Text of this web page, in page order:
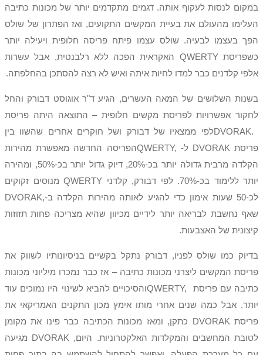
במקום לנסות לעקוף אותה. דגמים מתקדמים יותר של מכונות כתיבה
העלימו מהעולם את בעיית המקשים התקועים, ואז הפתרון של שולס
הפך בעצמו לבעיה. שולס עצמו פיתח פריסה חלופית ויעילה יותר
כשפריסתQWERTY האקראית הפכה ללא רלבנטית, אבל עשרות
אלפי קלדנים כבר למדו לחיות איתה ואיש לא רצה להסתכן בהחלפתה.
בשנות השלושים של המאה העשרים, הגיע ד"ר אוגוסט דבורק והחל
לחקור אפשרויות לפריסת מקשים חלופית – התוצאה היתה פריסת
DVORAK.לפי ממצאיו של דבורק ושל חוקרים אחרים שהשוו בין
פריסת DVORAK ל- QWERTY,הפריסה החדשה מאפשרת מהירות
הקלדה מרבית גדולה יותר בכ-20%, דיוק גדול יותר בכ-50%, ומהירה
יותר ללימוד בכ-70%. לפי דבורק, קלדני
QWERTY מנוסים זקוקים
לכ-50 שעות אימון כדי להגיע לאותה מהירות הקלדה ב-
DVORAK,
שאף נחשבת לבריאה יותר לידיים מכיוון שהיא מצריכה פחות תזוזות
קיצונית של האצבעות.
בדיוק כמו שולס לפניו, דבורק נתקל בקשיים בניסיונותיו לשווק את
פריסת המקשים ליצרני מכונות כתיבה – אז כבר נמכרו מיליוני מכונות
כתיבה עם פריסת
QWERTY,והסיכויים להביא לשינוי היו נמוכים עוד
יותר. אבל כמה שנים אחרי מותו אימץ מכון התקנים האמריקאי את
פריסת DVORAK כתקן, ומאז מכונות הכתיבה כבר פינו את מקומן
לטובת המחשבים והמקלדות האלקטרוניות. היום, DVORAK מגיעה